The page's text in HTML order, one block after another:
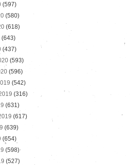
(597)
(580)
(618)
(643)
(437)
(593)
(596)
(542)
(316)
(631)
(617)
(639)
(654)
(598)
(527)